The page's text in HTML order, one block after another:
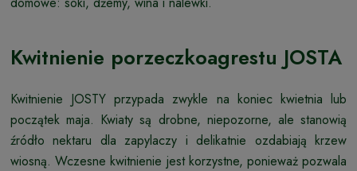
Kwitnienie porzeczkoagrestu JOSTA
Kwitnienie JOSTY przypada zwykle na koniec kwietnia lub
początek maja. Kwiaty są drobne, niepozorne, ale stanowią
źródło nektaru dla zapylaczy i delikatnie ozdabiają krzew
wiosną. Wczesne kwitnienie jest korzystne, ponieważ pozwala